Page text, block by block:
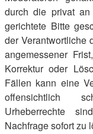
durch die privat an
gerichtete Bitte
der Verantwortliche
angemessener
Korrektur oder
Fällen kann eine
offensichtlich
Urheberrechte
Nachfrage sofort zu